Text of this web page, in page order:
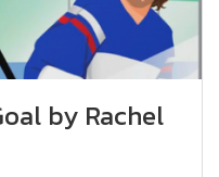
by Rachel